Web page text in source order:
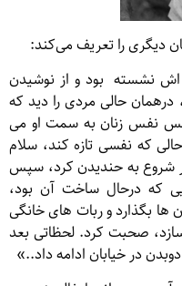
دیگری را تعریف می‌کند:
نشسته بود و از نوشیدن
حالی مردی را دید که
نفس زنان به سمت او می
که نفسی تازه کند، سلام
شروع به حندیدن کرد، سپس
که درحال ساخت آن بود،
ها بگذارد و ربات های خانگی
صحبت کرد. لحظاتی بعد
در خیابان ادامه داد..»